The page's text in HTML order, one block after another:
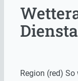
Region (red)